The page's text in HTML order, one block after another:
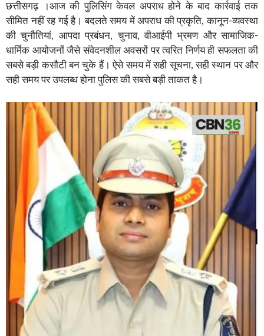
छत्तीसगढ़ ।आज की पुलिसिंग केवल अपराध होने के बाद कार्रवाई तक
सीमित नहीं रह गई है। बदलते समय में अपराध की प्रकृति, कानून-व्यवस्था
की चुनौतियां, आपदा प्रबंधन, चुनाव, वीआईपी भ्रमण और सामाजिक-
धार्मिक आयोजनों जैसे संवेदनशील अवसरों पर त्वरित निर्णय ही सफलता की
सबसे बड़ी कसौटी बन चुके हैं। ऐसे समय में सही सूचना, सही स्थान पर और
सही समय पर उपलब्ध होना पुलिस की सबसे बड़ी ताकत है।